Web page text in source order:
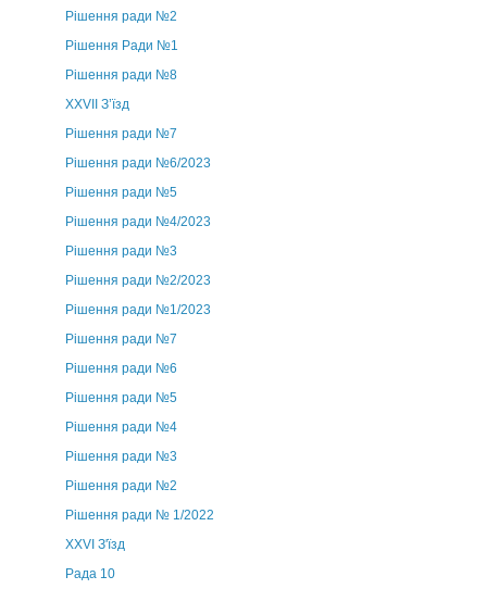
Рішення ради №2
Рішення Ради №1
Рішення ради №8
ХХVII З’їзд
Рішення ради №7
Рішення ради №6/2023
Рішення ради №5
Рішення ради №4/2023
Рішення ради №3
Рішення ради №2/2023
Рішення ради №1/2023
Рішення ради №7
Рішення ради №6
Рішення ради №5
Рішення ради №4
Рішення ради №3
Рішення ради №2
Рішення ради № 1/2022
XXVI З'їзд
Рада 10